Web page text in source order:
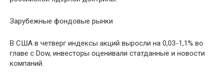
Зарубежные фондовые рынки
В США в четверг индексы акций выросли на 0,03-1,1% во
главе с Dow, инвесторы оценивали статданные и новости
компаний.